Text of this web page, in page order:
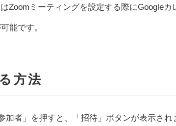
Zoomミーティングを設定する際にGoogleカ
能です。
方法
加者」を押すと、「招待」ボタンが表示され